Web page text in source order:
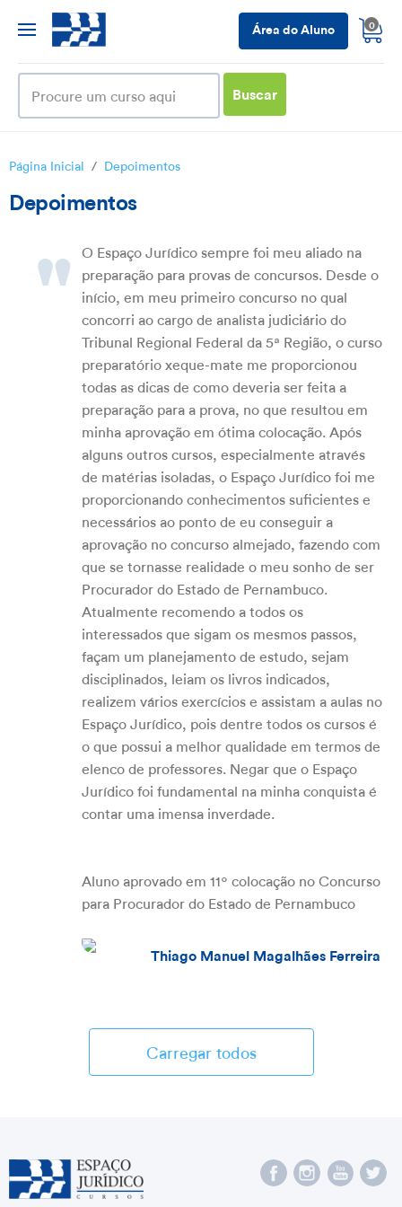
Área do Aluno 0
Buscar
Página Inicial / Depoimentos
Depoimentos
"
O Espaço Jurídico sempre foi meu aliado na
preparação para provas de concursos. Desde o
início, em meu primeiro concurso no qual
concorri ao cargo de analista judiciário do
Tribunal Regional Federal da 5ª Região, o curso
preparatório xeque-mate me proporcionou
todas as dicas de como deveria ser feita a
preparação para a prova, no que resultou em
minha aprovação em ótima colocação. Após
alguns outros cursos, especialmente através
de matérias isoladas, o Espaço Jurídico foi me
proporcionando conhecimentos suficientes e
necessários ao ponto de eu conseguir a
aprovação no concurso almejado, fazendo com
que se tornasse realidade o meu sonho de ser
Procurador do Estado de Pernambuco.
Atualmente recomendo a todos os
interessados que sigam os mesmos passos,
façam um planejamento de estudo, sejam
disciplinados, leiam os livros indicados,
realizem vários exercícios e assistam a aulas no
Espaço Jurídico, pois dentre todos os cursos é
o que possui a melhor qualidade em termos de
elenco de professores. Negar que o Espaço
Jurídico foi fundamental na minha conquista é
contar uma imensa inverdade.
Aluno aprovado em 11º colocação no Concurso
para Procurador do Estado de Pernambuco
Thiago Manuel Magalhães Ferreira
Carregar todos